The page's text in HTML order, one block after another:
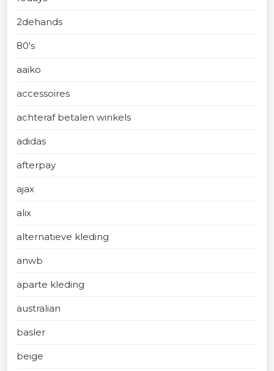
2dehands
80's
aaiko
accessoires
achteraf betalen winkels
adidas
afterpay
ajax
alix
alternatieve kleding
anwb
aparte kleding
australian
basler
beige